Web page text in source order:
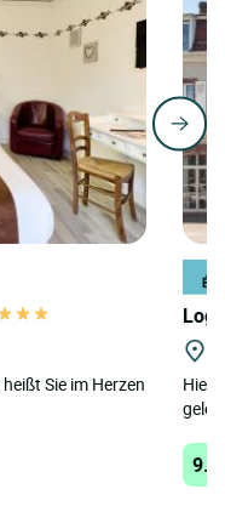
Sie im Herzen
Hier,